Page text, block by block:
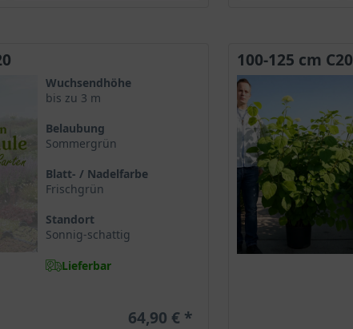
Wuchsendhöhe
bis zu 3 m
Belaubung
Sommergrün
Blatt- / Nadelfarbe
Frischgrün
Standort
Sonnig-schattig
Lieferbar
64,90 €
100-125 cm C20